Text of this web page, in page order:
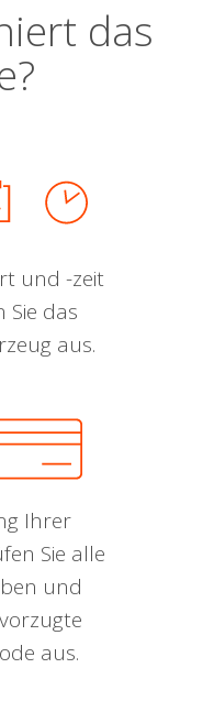
das
und -zeit
Sie das
aus.
Ihrer
Sie alle
und
aus.